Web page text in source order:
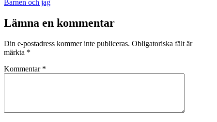
Barnen och jag
Lämna en kommentar
Din e-postadress kommer inte publiceras. Obligatoriska fält är
märkta *
Kommentar *